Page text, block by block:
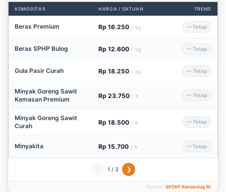
KOMODITAS HARGA / SATUAN TREND
Beras Premium Rp 16.250 / kg — Tetap
Beras SPHP Bulog Rp 12.600 / kg — Tetap
Gula Pasir Curah Rp 18.250 / kg — Tetap
Minyak Goreng Sawit
Kemasan Premium
Rp 23.750 / lt — Tetap
Minyak Goreng Sawit
Curah
Rp 18.500 / lt — Tetap
Minyakita Rp 15.700 / lt — Tetap
1 / 3 ❯
Sumber: SP2KP Kemendag RI